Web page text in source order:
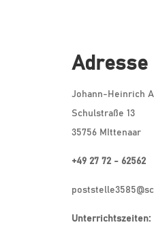
Adresse
Johann-Heinrich
Schulstraße 13
35756 MIttenaar
+49 27 72 - 62562
Unterrichtszeiten: